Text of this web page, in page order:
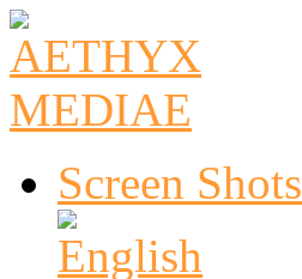
Screen Shots